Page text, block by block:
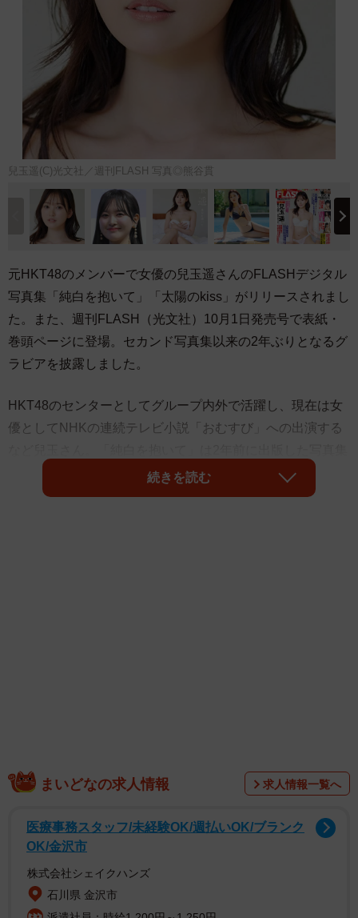
兒玉遥(C)光文社／週刊FLASH 写真◎熊谷貫
元HKT48のメンバーで女優の兒玉遥さんのFLASHデジタル
写真集「純白を抱いて」「太陽のkiss」がリリースされまし
た。また、週刊FLASH（光文社）10月1日発売号で表紙・
巻頭ページに登場。セカンド写真集以来の2年ぶりとなるグ
ラビアを披露しました。
HKT48のセンターとしてグループ内外で活躍し、現在は女
優としてNHKの連続テレビ小説「おむすび」への出演する
「Stay 25」でのグラビアが話題になった彼女の新境地が見
られる作品です。白シーツに身を包んだ大胆カットや、セ
続きを読む
まいどなの求人情報 求人情報一覧へ
医療事務スタッフ/未経験OK/週払いOK/ブランク
OK/金沢市
株式会社シェイクハンズ
石川県 金沢市